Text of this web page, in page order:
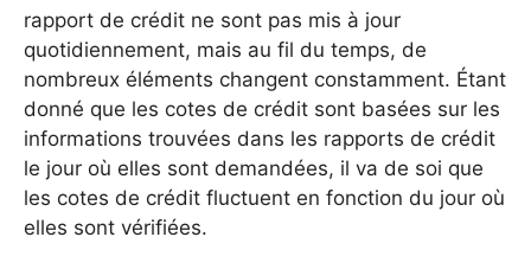
rapport de crédit ne sont pas mis à jour
quotidiennement, mais au fil du temps, de
nombreux éléments changent constamment. Étant
donné que les cotes de crédit sont basées sur les
informations trouvées dans les rapports de crédit
le jour où elles sont demandées, il va de soi que
les cotes de crédit fluctuent en fonction du jour où
elles sont vérifiées.